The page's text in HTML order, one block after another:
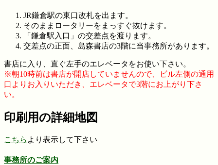
JR鎌倉駅の東口改札を出ます。
そのままロータリーをまっすぐ抜けます。
「鎌倉駅入口」の交差点を渡ります。
交差点の正面、島森書店の3階に当事務所があります。
書店に入り、直ぐ左手のエレベータをお使い下さい。
※朝10時前は書店が開店していませんので、ビル左側の通用
口よりお入りいただき、エレベータで3階にお上がり下さ
い。
印刷用の詳細地図
こちら より表示して下さい
事務所のご案内